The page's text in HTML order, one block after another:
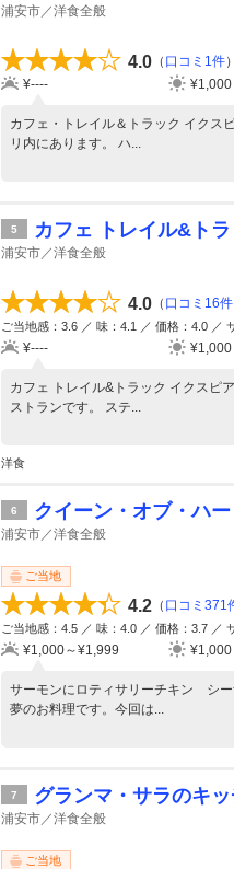
浦安市／洋食全般
4.0 （ 口コミ1件）
¥----
カフェ・トレイル＆トラック イクス
リ内にあります。 ハ...
5 カフェ トレイル&ト
浦安市／洋食全般
4.0 （ 口コミ16件
ご当地感：3.6 ／ 味：4.1 ／ 価格：4.0 ／
¥----
カフェ トレイル&トラック イクスピ
ストランです。 ステ...
洋食
6 クイーン・オブ・ハ
浦安市／洋食全般
ご当地
4.2 （ 口コミ371
ご当地感：4.5 ／ 味：4.0 ／ 価格：3.7 ／
¥1,000～¥1,999
サーモンにロティサリーチキン シー
夢のお料理です。今回は...
7 グランマ・サラのキ
浦安市／洋食全般
ご当地